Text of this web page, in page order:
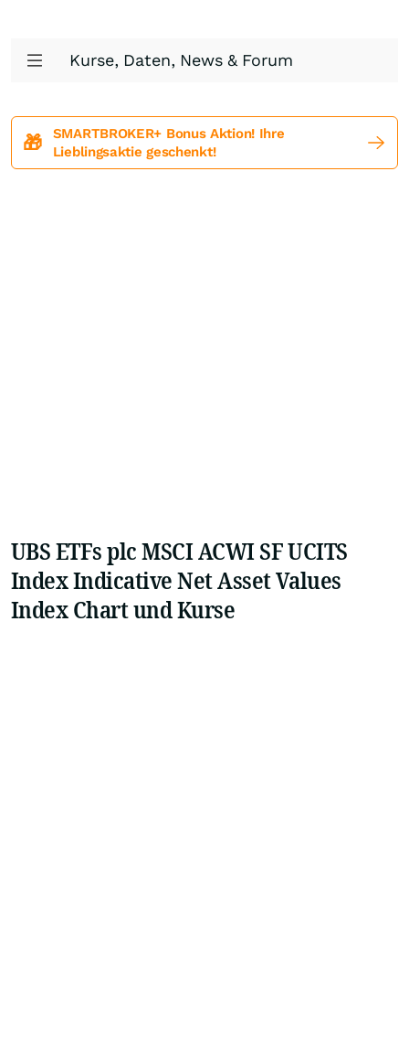
Kurse, Daten, News & Forum
🎁
SMARTBROKER+ Bonus Aktion! Ihre
Lieblingsaktie geschenkt!
UBS ETFs plc MSCI ACWI SF UCITS
Index Indicative Net Asset Values
Index Chart und Kurse